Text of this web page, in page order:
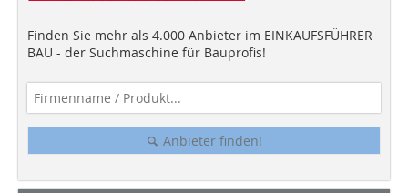
Finden Sie mehr als 4.000 Anbieter im EINKAUFSFÜHRER
BAU - der Suchmaschine für Bauprofis!
Anbieter finden!